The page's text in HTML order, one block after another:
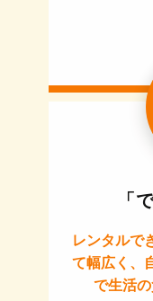
「
レンタルで
て幅広く、
で生活